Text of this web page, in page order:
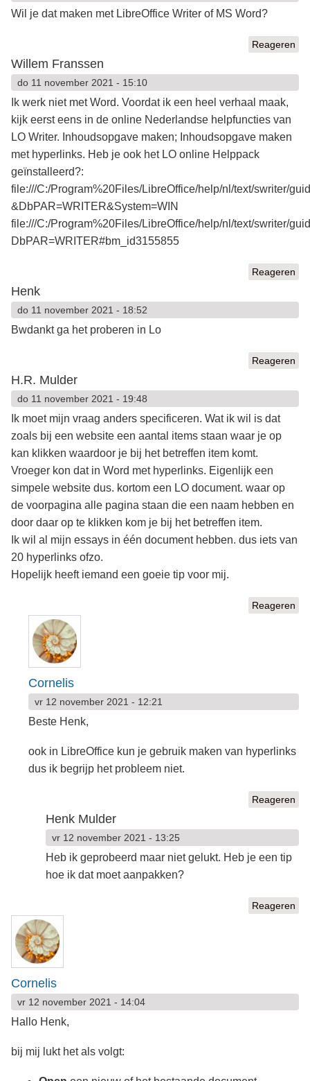
Wil je dat maken met LibreOffice Writer of MS Word?
Reageren
Willem Franssen
do 11 november 2021 - 15:10
Ik werk niet met Word. Voordat ik een heel verhaal maak,
kijk eerst eens in de online Nederlandse helpfuncties van
LO Writer. Inhoudsopgave maken; Inhoudsopgave maken
met hyperlinks. Heb je ook het LO online Helppack
geïnstalleerd?:
file:///C:/Program%20Files/LibreOffice/help/nl/text/swriter/
&DbPAR=WRITER&System=WIN
file:///C:/Program%20Files/LibreOffice/help/nl/text/swriter/
DbPAR=WRITER#bm_id3155855
Reageren
Henk
do 11 november 2021 - 18:52
Bwdankt ga het proberen in Lo
Reageren
H.R. Mulder
do 11 november 2021 - 19:48
Ik moet mijn vraag anders specificeren. Wat ik wil is dat
zoals bij een website een aantal items staan waar je op
kan klikken waardoor je bij het betreffen item komt.
Vroeger kon dat in Word met hyperlinks. Eigenlijk een
simpele website dus. kortom een LO document. waar op
de voorpagina alle pagina staan die een naam hebben en
door daar op te klikken kom je bij het betreffen item.
Ik wil al mijn essays in één document hebben. dus iets van
20 hyperlinks ofzo.
Hopelijk heeft iemand een goeie tip voor mij.
Reageren
Cornelis
vr 12 november 2021 - 12:21
Beste Henk,
ook in LibreOffice kun je gebruik maken van hyperlinks
dus ik begrijp het probleem niet.
Reageren
Henk Mulder
vr 12 november 2021 - 13:25
Heb ik geprobeerd maar niet gelukt. Heb je een tip
hoe ik dat moet aanpakken?
Reageren
Cornelis
vr 12 november 2021 - 14:04
Hallo Henk,
bij mij lukt het als volgt: